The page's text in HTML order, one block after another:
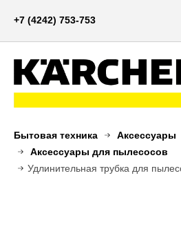
+7 (4242) 753-753
Бытовая техника Аксессуары
Аксессуары для пылесосов
Удлинительная трубка для